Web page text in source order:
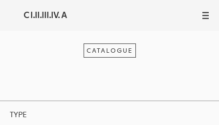
C I.II.III.IV. A III
CATALOGUE
TYPE